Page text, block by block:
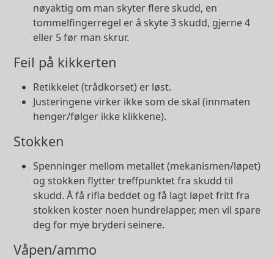
nøyaktig om man skyter flere skudd, en
tommelfingerregel er å skyte 3 skudd, gjerne 4
eller 5 før man skrur.
Feil på kikkerten
Retikkelet (trådkorset) er løst.
Justeringene virker ikke som de skal (innmaten
henger/følger ikke klikkene).
Stokken
Spenninger mellom metallet (mekanismen/løpet)
og stokken flytter treffpunktet fra skudd til
skudd. Å få rifla beddet og få lagt løpet fritt fra
stokken koster noen hundrelapper, men vil spare
deg for mye bryderi seinere.
Våpen/ammo